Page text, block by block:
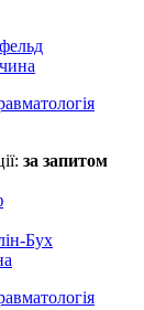
за запитом
Бух